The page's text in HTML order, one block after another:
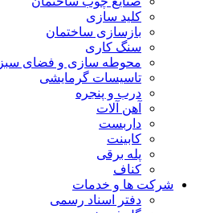
کلید سازی
بازسازی ساختمان
سنگ کاری
محوطه سازی و فضای سبز
تاسیسات گرمایشی
درب و پنجره
آهن آلات
داربست
کابینت
پله برقی
کناف
شرکت ها و خدمات
دفتر اسناد رسمی